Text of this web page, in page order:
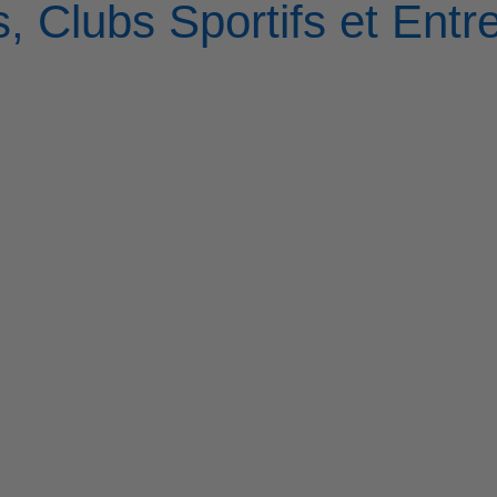
Clubs Sportifs et